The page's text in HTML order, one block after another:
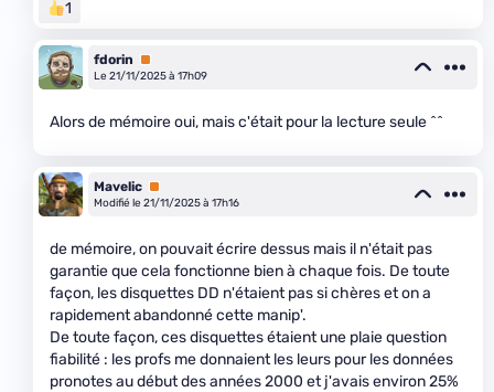
1
fdorin
Premium
Le 21/11/2025 à 17h09
Alors de mémoire oui, mais c'était pour la lecture seule ^^
Mavelic Premium
Modifié le 21/11/2025 à 17h16
de mémoire, on pouvait écrire dessus mais il n'était pas
garantie que cela fonctionne bien à chaque fois. De toute
façon, les disquettes DD n'étaient pas si chères et on a
rapidement abandonné cette manip'.
De toute façon, ces disquettes étaient une plaie question
fiabilité : les profs me donnaient les leurs pour les données
pronotes au début des années 2000 et j'avais environ 25%